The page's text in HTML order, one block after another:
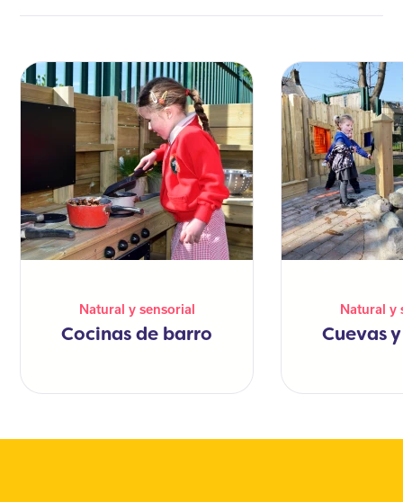
Natural y sensorial
Cocinas de barro
Natural y
Cuevas